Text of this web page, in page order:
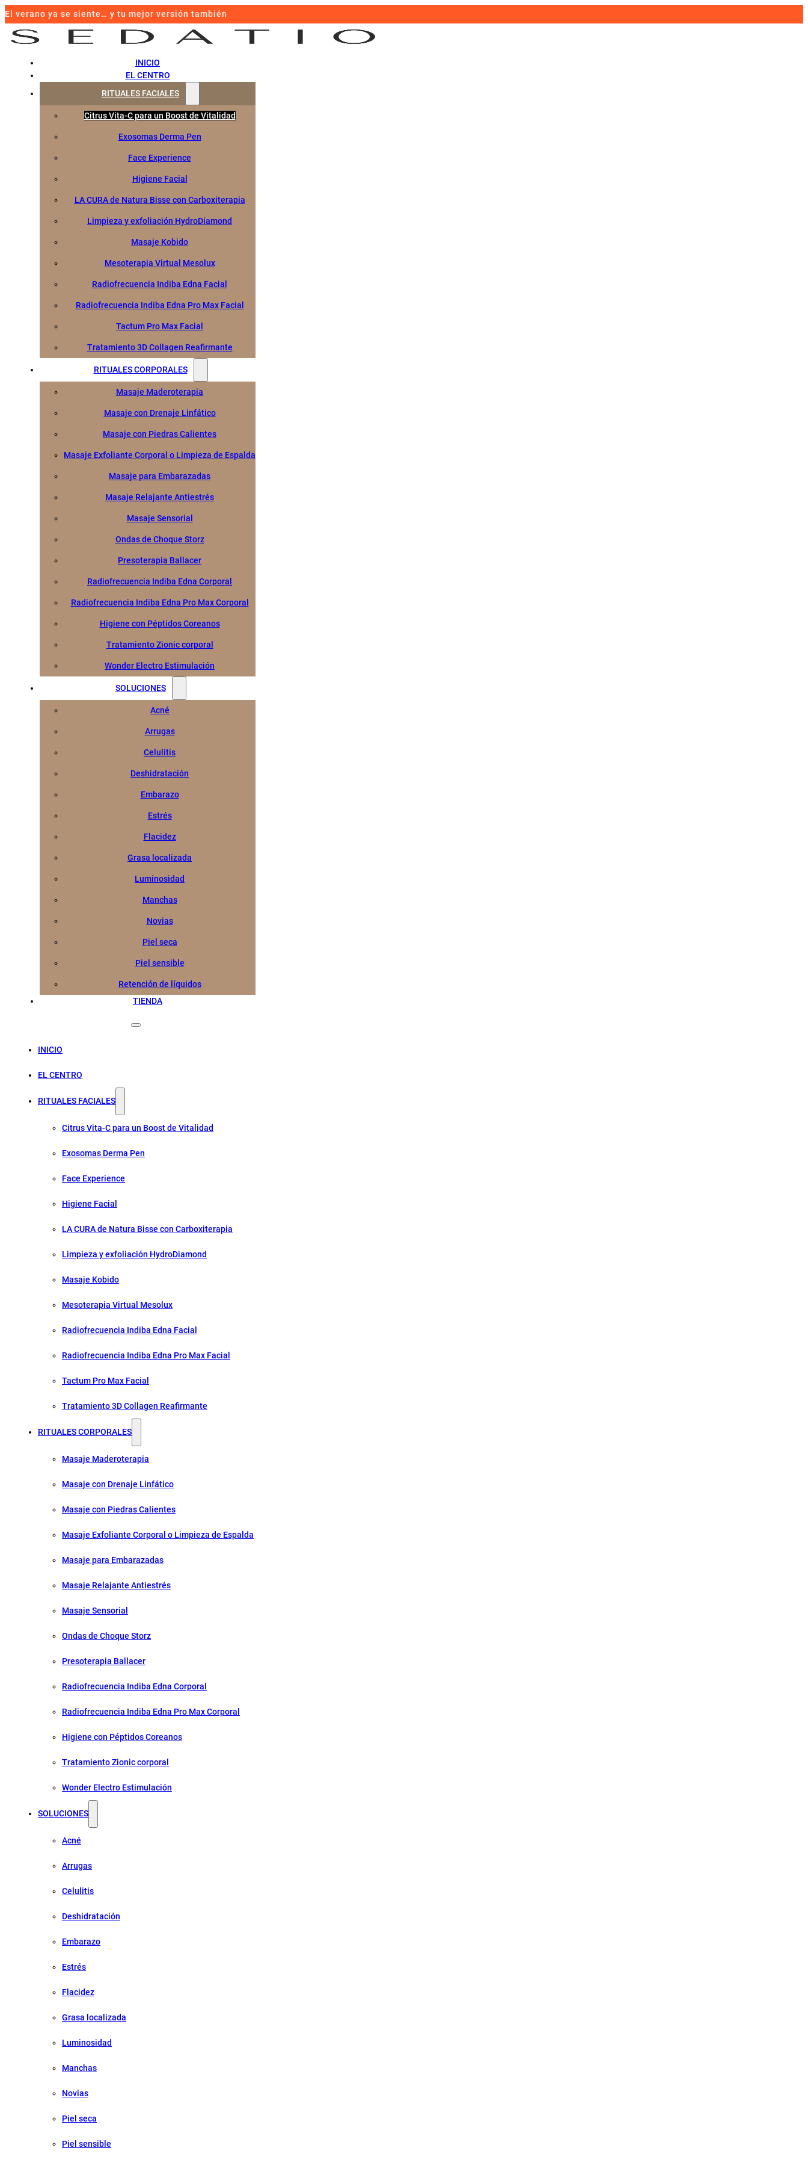
El verano ya se siente… y tu mejor versión también
INICIO
EL CENTRO
RITUALES FACIALES
Citrus Vita-C para un Boost de Vitalidad
Exosomas Derma Pen
Face Experience
Higiene Facial
LA CURA de Natura Bisse con Carboxiterapia
Limpieza y exfoliación HydroDiamond
Masaje Kobido
Mesoterapia Virtual Mesolux
Radiofrecuencia Indiba Edna Facial
Radiofrecuencia Indiba Edna Pro Max Facial
Tactum Pro Max Facial
Tratamiento 3D Collagen Reafirmante
RITUALES CORPORALES
Masaje Maderoterapia
Masaje con Drenaje Linfático
Masaje con Piedras Calientes
Masaje Exfoliante Corporal o Limpieza de Espalda
Masaje para Embarazadas
Masaje Relajante Antiestrés
Masaje Sensorial
Ondas de Choque Storz
Presoterapia Ballacer
Radiofrecuencia Indiba Edna Corporal
Radiofrecuencia Indiba Edna Pro Max Corporal
Higiene con Péptidos Coreanos
Tratamiento Zionic corporal
Wonder Electro Estimulación
SOLUCIONES
Acné
Arrugas
Celulitis
Deshidratación
Embarazo
Estrés
Flacidez
Grasa localizada
Luminosidad
Manchas
Novias
Piel seca
Piel sensible
Retención de líquidos
TIENDA
INICIO
EL CENTRO
RITUALES FACIALES
Citrus Vita-C para un Boost de Vitalidad
Exosomas Derma Pen
Face Experience
Higiene Facial
LA CURA de Natura Bisse con Carboxiterapia
Limpieza y exfoliación HydroDiamond
Masaje Kobido
Mesoterapia Virtual Mesolux
Radiofrecuencia Indiba Edna Facial
Radiofrecuencia Indiba Edna Pro Max Facial
Tactum Pro Max Facial
Tratamiento 3D Collagen Reafirmante
RITUALES CORPORALES
Masaje Maderoterapia
Masaje con Drenaje Linfático
Masaje con Piedras Calientes
Masaje Exfoliante Corporal o Limpieza de Espalda
Masaje para Embarazadas
Masaje Relajante Antiestrés
Masaje Sensorial
Ondas de Choque Storz
Presoterapia Ballacer
Radiofrecuencia Indiba Edna Corporal
Radiofrecuencia Indiba Edna Pro Max Corporal
Higiene con Péptidos Coreanos
Tratamiento Zionic corporal
Wonder Electro Estimulación
SOLUCIONES
Acné
Arrugas
Celulitis
Deshidratación
Embarazo
Estrés
Flacidez
Grasa localizada
Luminosidad
Manchas
Novias
Piel seca
Piel sensible